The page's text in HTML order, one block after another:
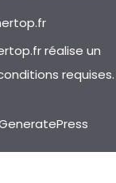
réalise un
requises.